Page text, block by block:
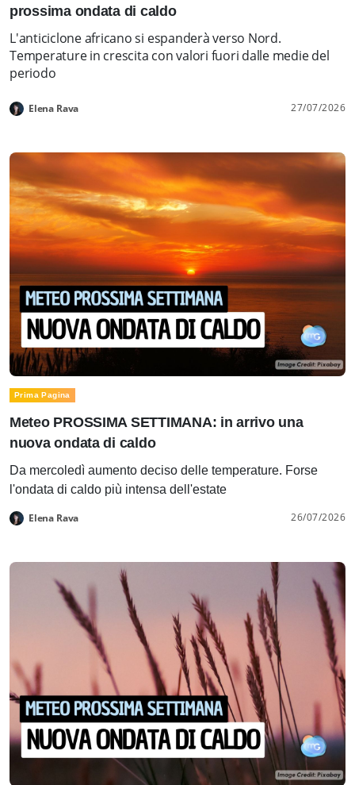
prossima ondata di caldo
L'anticiclone africano si espanderà verso Nord.
Temperature in crescita con valori fuori dalle medie del
periodo
Elena Rava 27/07/2026
Prima Pagina
Meteo PROSSIMA SETTIMANA: in arrivo una
nuova ondata di caldo
Da mercoledì aumento deciso delle temperature. Forse
l'ondata di caldo più intensa dell'estate
Elena Rava 26/07/2026